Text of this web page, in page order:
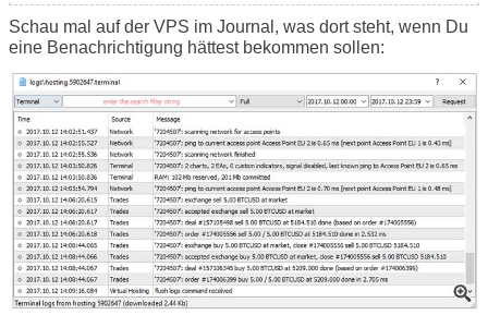
Schau mal auf der VPS im Journal, was dort steht, wenn Du
eine Benachrichtigung hättest bekommen sollen: